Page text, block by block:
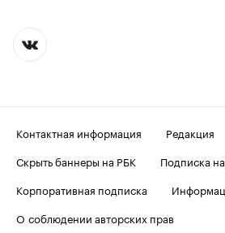
Контактная информация
Редакция
Скрыть баннеры на РБК
Подписка
Корпоративная подписка
О соблюдении авторских прав